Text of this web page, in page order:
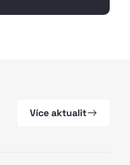
Více aktualit